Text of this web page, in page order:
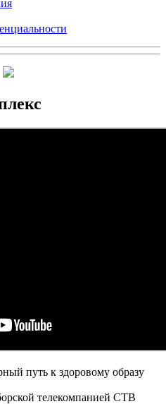
путь к здоровому образу
телекомпанией СТВ